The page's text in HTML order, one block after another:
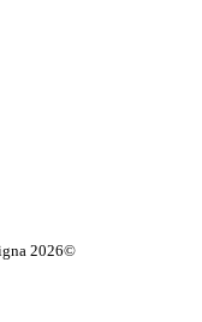
2026©